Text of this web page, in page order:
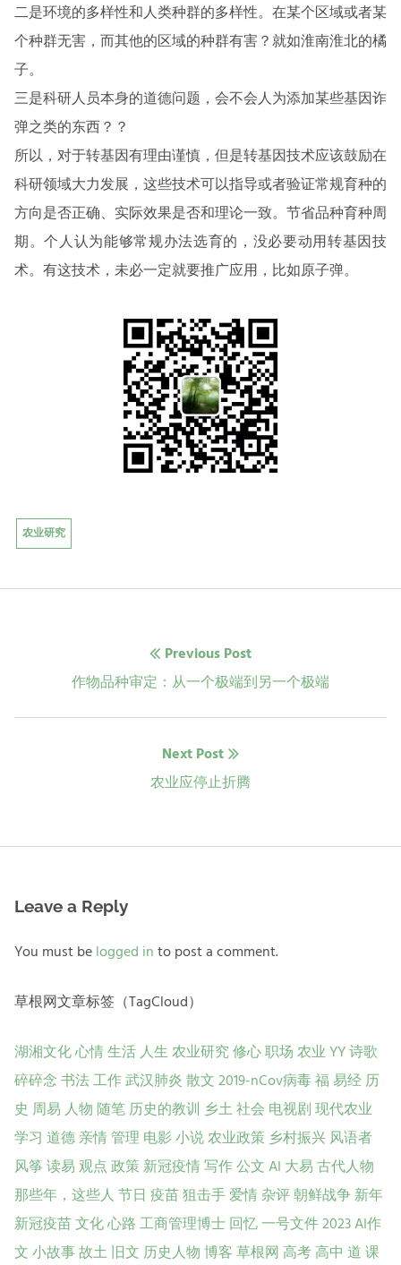
二是环境的多样性和人类种群的多样性。在某个区域或者某
个种群无害，而其他的区域的种群有害？就如淮南淮北的橘
子。
三是科研人员本身的道德问题，会不会人为添加某些基因诈
弹之类的东西？？
所以，对于转基因有理由谨慎，但是转基因技术应该鼓励在
科研领域大力发展，这些技术可以指导或者验证常规育种的
方向是否正确、实际效果是否和理论一致。节省品种育种周
期。个人认为能够常规办法选育的，没必要动用转基因技
术。有这技术，未必一定就要推广应用，比如原子弹。
农业研究
导
Previous Post
Previous
作物品种审定：从一个极端到另一个极端
Next Post
Next
农业应停止折腾
Leave a Reply
You must belogged into post a comment.
草根网文章标签（TagCloud）
湖湘文化心情生活人生农业研究修心职场农业YY诗歌
碎碎念书法工作武汉肺炎散文2019-nCov病毒福易经历
史 周易人物随笔历史的教训 乡土社会 电视剧现代农业
学习 道德亲情管理电影小说农业政策乡村振兴风语者
风筝读易观点政策新冠疫情写作公文AI 大易古代人物
那些年，这些人节日 疫苗狙击手爱情杂评朝鲜战争新年
新冠疫苗文化心路工商管理博士回忆一号文件2023AI作
文小故事故土旧文 历史人物博客草根网高考高中 道课